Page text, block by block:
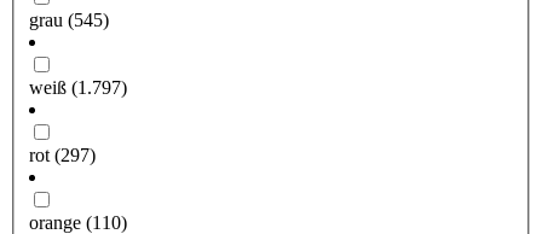
grau (545)
weiß (1.797)
rot (297)
orange (110)